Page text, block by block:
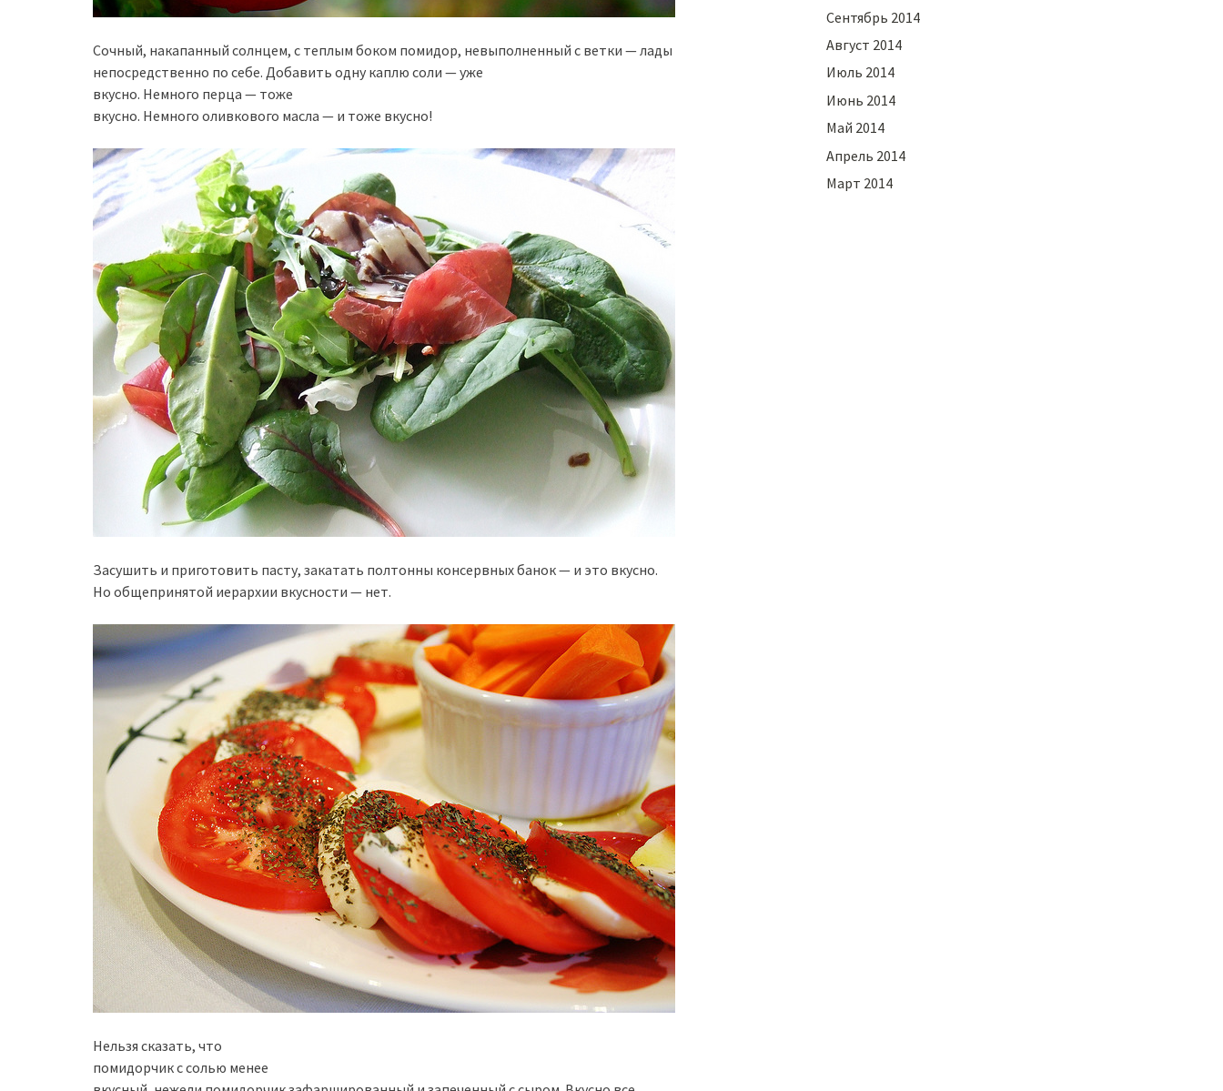
Сочный, накапанный солнцем, с теплым боком помидор, невыполненный с ветки — лады
непосредственно по себе. Добавить одну каплю соли — уже
вкусно. Немного перца — тоже
вкусно. Немного оливкового масла — и тоже вкусно!
Засушить и приготовить пасту, закатать полтонны консервных банок — и это вкусно.
Но общепринятой иерархии вкусности — нет.
Нельзя сказать, что
помидорчик с солью менее
Сентябрь 2014
Август 2014
Июль 2014
Июнь 2014
Май 2014
Апрель 2014
Март 2014